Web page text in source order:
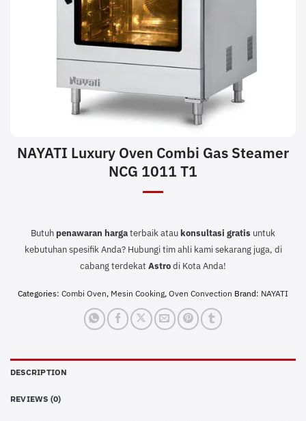
NAYATI Luxury Oven Combi Gas Steamer
NCG 1011 T1
Butuh penawaran hargaterbaik atau konsultasi gratis untuk
kebutuhan spesifik Anda? Hubungi tim ahli kami sekarang juga, di
cabang terdekat Astrodi Kota Anda!
Categories: Combi Oven, Mesin Cooking, Oven Convection Brand: NAYATI
DESCRIPTION
REVIEWS (0)